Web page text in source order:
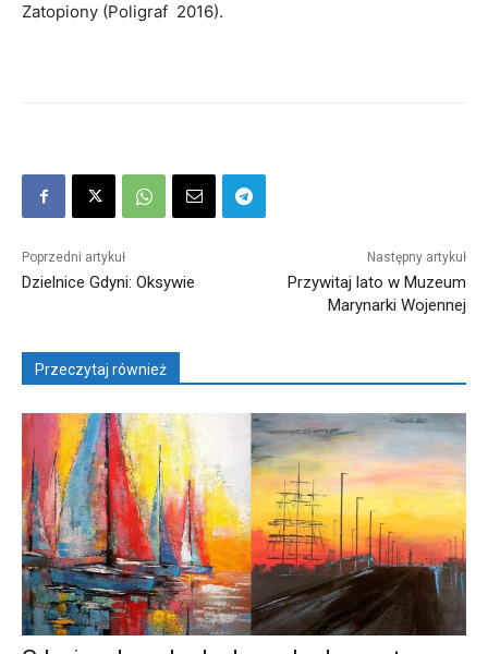
Zatopiony (Poligraf 2016).
Poprzedni artykuł
Dzielnice Gdyni: Oksywie
Następny artykuł
Przywitaj lato w Muzeum
Marynarki Wojennej
Przeczytaj również